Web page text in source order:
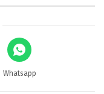
Whatsapp